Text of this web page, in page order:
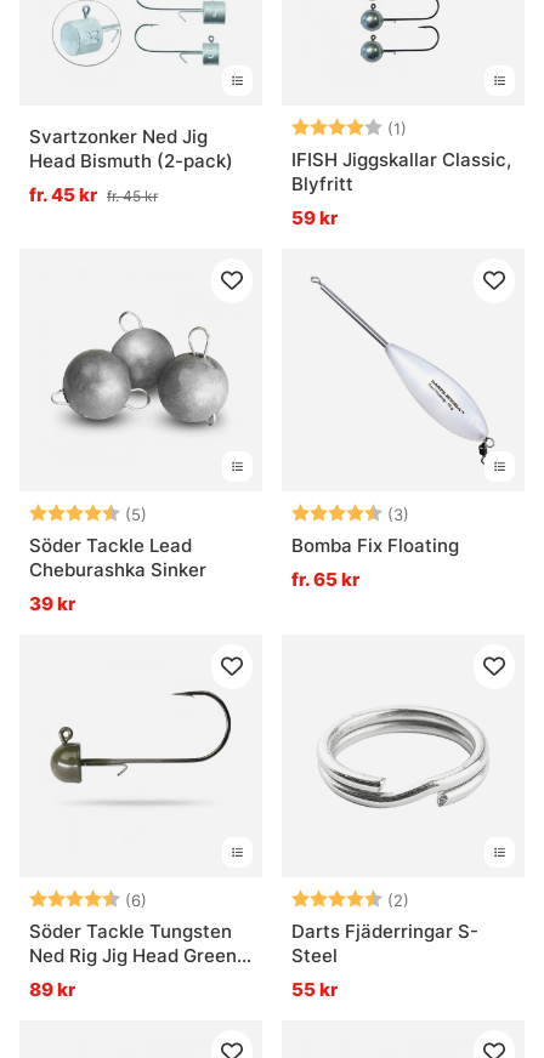
Svartzonker Ned Jig
Head Bismuth (2-pack)
fr. 45 kr fr. 45 kr
Betyg: (1)
IFISH Jiggskallar Classic,
Blyfritt
59 kr
Betyg: (5)
4.6 utav 5 stjärnor
Söder Tackle Lead
Cheburashka Sinker
39 kr
Betyg: (3)
Bomba Fix Floating
fr. 65 kr
Betyg: (6)
4.8 utav 5 stjärnor
Söder Tackle Tungsten
Ned Rig Jig Head Green
(3-pack)
89 kr
Betyg: (2)
Darts Fjäderringar S-
Steel
55 kr